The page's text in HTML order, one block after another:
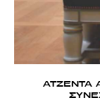
ΑΤΖΕΝΤΑ